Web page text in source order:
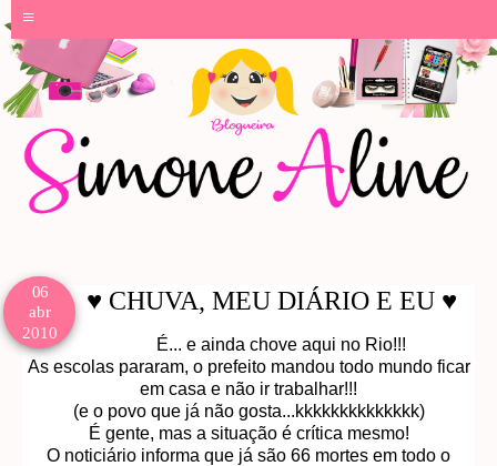
≡
06
abr
2010
♥ CHUVA, MEU DIÁRIO E EU ♥
É... e ainda chove aqui no Rio!!!
As escolas pararam, o prefeito mandou todo mundo ficar
em casa e não ir trabalhar!!!
(e o povo que já não gosta...kkkkkkkkkkkkkk)
É gente, mas a situação é crítica mesmo!
O noticiário informa que já são 66 mortes em todo o